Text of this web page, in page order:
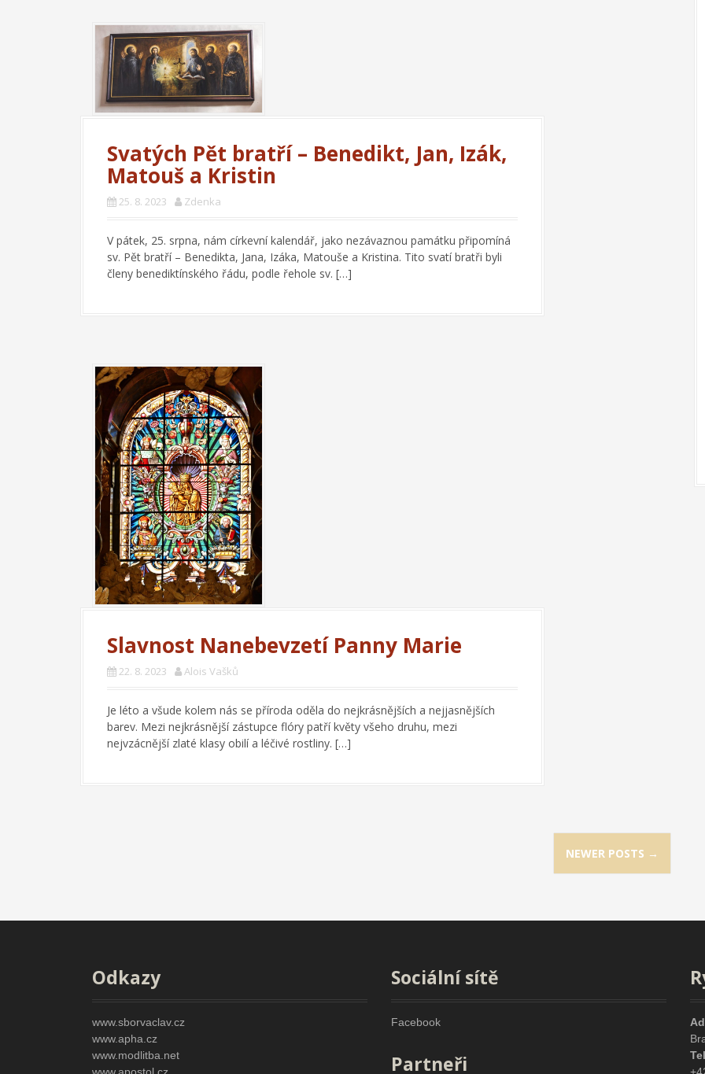
Svatých Pět bratří – Benedikt, Jan, Izák,
Matouš a Kristin
25. 8. 2023 Zdenka
V pátek, 25. srpna, nám církevní kalendář, jako nezávaznou památku připomíná
sv. Pět bratří – Benedikta, Jana, Izáka, Matouše a Kristina. Tito svatí bratři byli
členy benediktínského řádu, podle řehole sv. […]
Slavnost Nanebevzetí Panny Marie
22. 8. 2023 Alois Vašků
Je léto a všude kolem nás se příroda oděla do nejkrásnějších a nejjasnějších
barev. Mezi nejkrásnější zástupce flóry patří květy všeho druhu, mezi
nejvzácnější zlaté klasy obilí a léčivé rostliny. […]
NEWER POSTS →
Odkazy
www.sborvaclav.cz
www.apha.cz
www.modlitba.net
www.apostol.cz
Sociální sítě
Facebook
Partneři